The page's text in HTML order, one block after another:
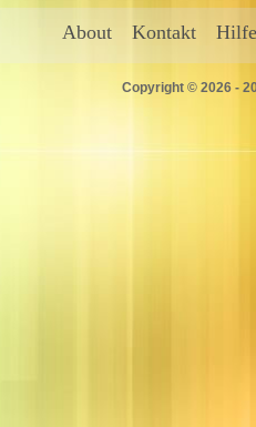
About Kontakt Hilfe
Copyright © 2026 -